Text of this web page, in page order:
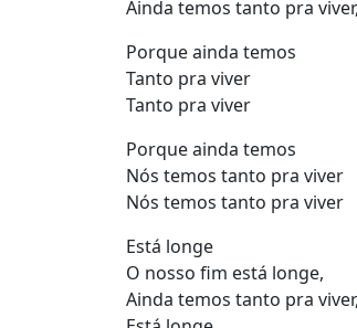
Ainda temos tanto pra
Porque ainda temos
Tanto pra viver
Tanto pra viver
Porque ainda temos
Nós temos tanto pra viver
Nós temos tanto pra viver
Está longe
O nosso fim está longe,
Ainda temos tanto pra